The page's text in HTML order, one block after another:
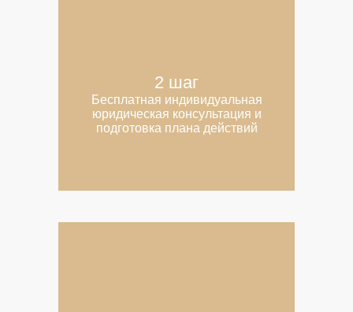
2 шаг
Бесплатная индивидуальная
юридическая консультация и
подготовка плана действий